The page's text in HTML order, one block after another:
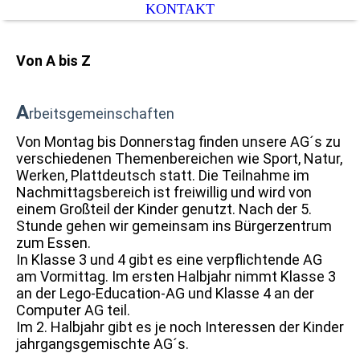
KONTAKT
Von A bis Z
Arbeitsgemeinschaften
Von Montag bis Donnerstag finden unsere AG´s zu
verschiedenen Themenbereichen wie Sport, Natur,
Werken, Plattdeutsch statt. Die Teilnahme im
Nachmittagsbereich ist freiwillig und wird von
einem Großteil der Kinder genutzt. Nach der 5.
Stunde gehen wir gemeinsam ins Bürgerzentrum
zum Essen.
In Klasse 3 und 4 gibt es eine verpflichtende AG
am Vormittag. Im ersten Halbjahr nimmt Klasse 3
an der Lego-Education-AG und Klasse 4 an der
Computer AG teil.
Im 2. Halbjahr gibt es je noch Interessen der Kinder
jahrgangsgemischte AG´s.